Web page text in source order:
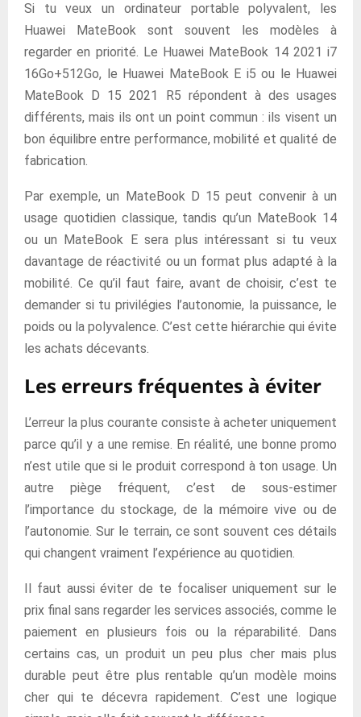
Si tu veux un ordinateur portable polyvalent, les
Huawei MateBook sont souvent les modèles à
regarder en priorité. Le Huawei MateBook 14 2021 i7
16Go+512Go, le Huawei MateBook E i5 ou le Huawei
MateBook D 15 2021 R5 répondent à des usages
différents, mais ils ont un point commun : ils visent un
bon équilibre entre performance, mobilité et qualité de
fabrication.
Par exemple, un MateBook D 15 peut convenir à un
usage quotidien classique, tandis qu’un MateBook 14
ou un MateBook E sera plus intéressant si tu veux
davantage de réactivité ou un format plus adapté à la
mobilité. Ce qu’il faut faire, avant de choisir, c’est te
demander si tu privilégies l’autonomie, la puissance, le
poids ou la polyvalence. C’est cette hiérarchie qui évite
les achats décevants.
Les erreurs fréquentes à éviter
L’erreur la plus courante consiste à acheter uniquement
parce qu’il y a une remise. En réalité, une bonne promo
n’est utile que si le produit correspond à ton usage. Un
autre piège fréquent, c’est de sous-estimer
l’importance du stockage, de la mémoire vive ou de
l’autonomie. Sur le terrain, ce sont souvent ces détails
qui changent vraiment l’expérience au quotidien.
Il faut aussi éviter de te focaliser uniquement sur le
prix final sans regarder les services associés, comme le
paiement en plusieurs fois ou la réparabilité. Dans
certains cas, un produit un peu plus cher mais plus
durable peut être plus rentable qu’un modèle moins
cher qui te décevra rapidement. C’est une logique